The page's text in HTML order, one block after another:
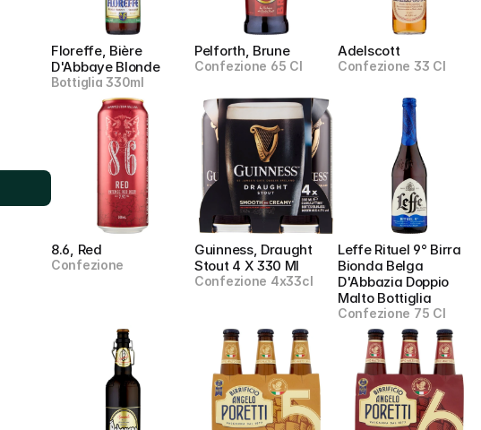
Floreffe, Bière
D'Abbaye Blonde
Bottiglia 330ml
Pelforth, Brune
Confezione 65 Cl
Adelscott
Confezione 33 Cl
8.6, Red
Confezione
Guinness, Draught
Stout 4 X 330 Ml
Confezione 4x33cl
Leffe Rituel 9° Birra
Bionda Belga
D'Abbazia Doppio
Malto Bottiglia
Confezione 75 Cl